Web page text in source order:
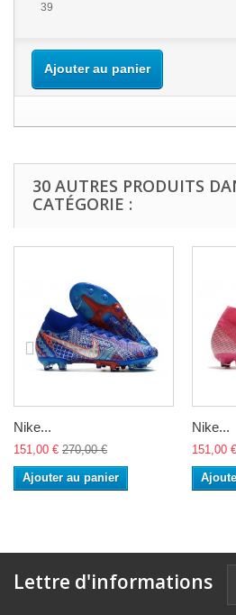
39
Ajouter au panier
30 AUTRES PRODUITS
CATÉGORIE :
Nike...
151,00 € 270,00 €
Ajouter au panier
Nike...
151,00 €
Lettre d'informations